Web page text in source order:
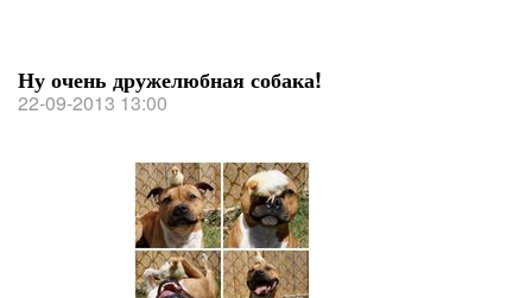
Ну очень дружелюбная собака!
22-09-2013 13:00